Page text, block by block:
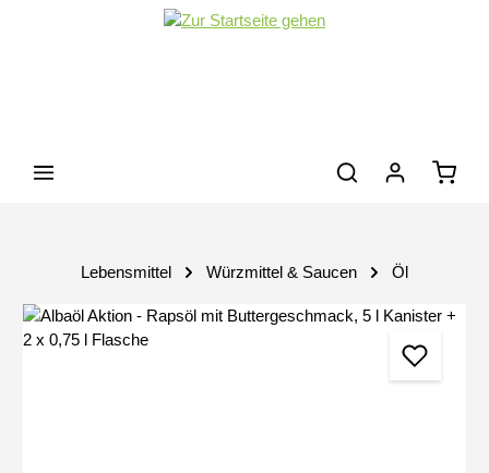
Zum Hauptinhalt springen
Lebensmittel Würzmittel & Saucen Öl
Bildergalerie überspringen